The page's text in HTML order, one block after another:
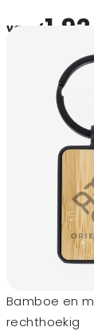
vanaf1,92
Bamboe en
rechthoekig